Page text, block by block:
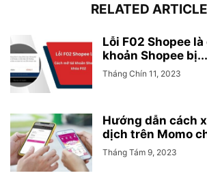
RELATED
Lỗi F02 Shopee
khoản Shopee bị...
Tháng Chín 11, 2023
Hướng dẫn cách
dịch trên Momo
Tháng Tám 9, 2023